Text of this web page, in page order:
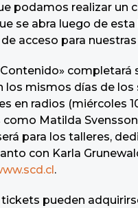
podamos realizar un
se abra luego de
acceso para
Contenido»
los mismos días de
en radios (miércoles
Matilda
para los talleres,
con Karla
.
tickets pueden